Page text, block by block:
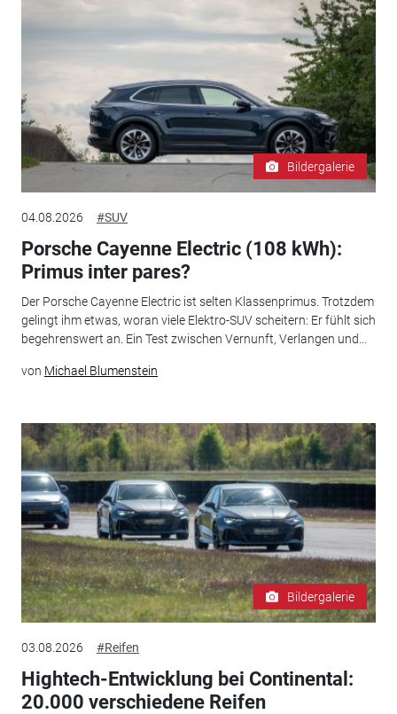
Bildergalerie
04.08.2026 #SUV
Porsche Cayenne Electric (108 kWh):
Primus inter pares?
Der Porsche Cayenne Electric ist selten Klassenprimus. Trotzdem
gelingt ihm etwas, woran viele Elektro-SUV scheitern: Er fühlt sich
begehrenswert an. Ein Test zwischen Vernunft, Verlangen und...
von Michael Blumenstein
Bildergalerie
03.08.2026 #Reifen
Hightech-Entwicklung bei Continental:
20.000 verschiedene Reifen